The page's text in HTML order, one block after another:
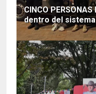
CINCO
dentro del